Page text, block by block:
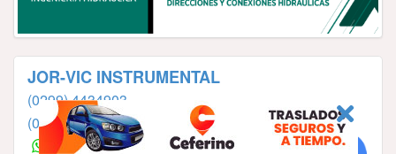
JOR-VIC INSTRUMENTAL
(0299) 4434903
(0299) 154384081
2994384081